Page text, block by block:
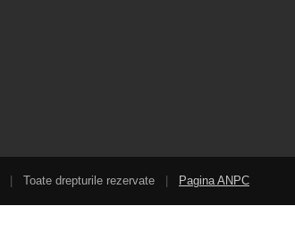
Toate drepturile rezervate Pagina ANPC